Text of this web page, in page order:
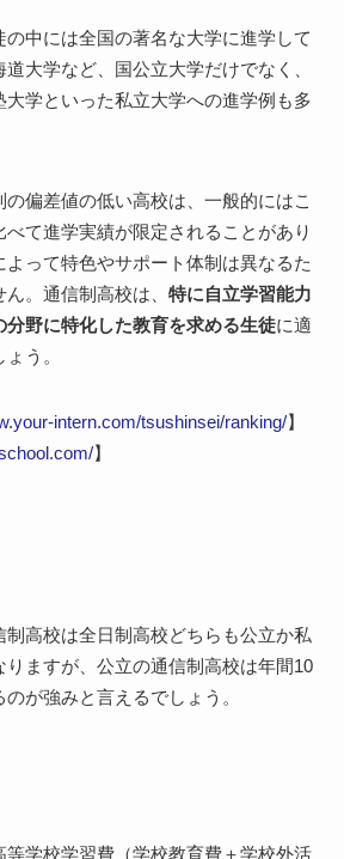
の中には全国の著名な大学に進学して
大学など、国公立大学だけでなく、
学といった私立大学への進学例も多
の偏差値の低い高校は、一般的にはこ
て進学実績が限定されることがあり
よって特色やサポート体制は異なるた
ん。通信制高校は、特に自立学習能力
分野に特化した教育を求める生徒に適
う。
intern.com/tsushinsei/ranking/】
】
制高校は全日制高校どちらも公立か私
りますが、公立の通信制高校は年間10
が強みと言えるでしょう。
等学校学習費（学校教育費＋学校外活